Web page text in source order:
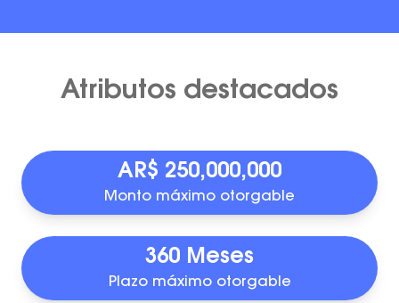
Atributos destacados
AR$ 250,000,000
Monto máximo otorgable
360 Meses
Plazo máximo otorgable